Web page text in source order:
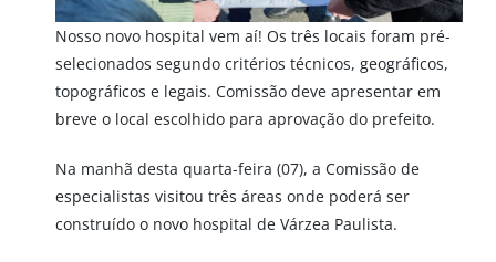
Nosso novo hospital vem aí! Os três locais foram pré-
selecionados segundo critérios técnicos, geográficos,
topográficos e legais. Comissão deve apresentar em
breve o local escolhido para aprovação do prefeito.
Na manhã desta quarta-feira (07), a Comissão de
especialistas visitou três áreas onde poderá ser
construído o novo hospital de Várzea Paulista.